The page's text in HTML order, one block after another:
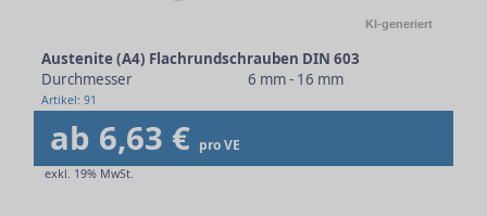
KI-generiert
Austenite (A4) Flachrundschrauben DIN 603
Durchmesser
6 mm - 16 mm
Artikel: 91
ab 6,63 € pro VE
exkl. 19% MwSt.